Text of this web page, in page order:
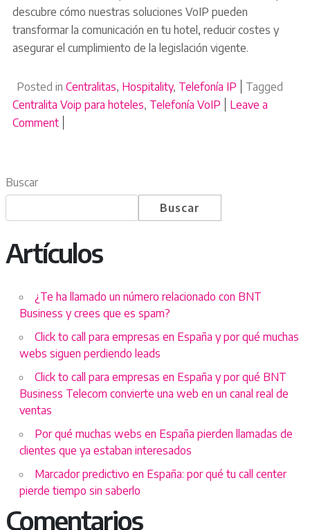
descubre cómo nuestras soluciones VoIP pueden
transformar la comunicación en tu hotel, reducir costes y
asegurar el cumplimiento de la legislación vigente.
Posted in Centralitas, Hospitality, Telefonía IP
Tagged
Centralita Voip para hoteles, Telefonía VoIP
Leave a
Commenton ¿En qué Consiste un Sistema de Telefonía VoIP
Buscar
Buscar
Artículos
¿Te ha llamado un número relacionado con BNT
Business y crees que es spam?
Click to call para empresas en España y por qué muchas
webs siguen perdiendo leads
Click to call para empresas en España y por qué BNT
Business Telecom convierte una web en un canal real de
ventas
Por qué muchas webs en España pierden llamadas de
clientes que ya estaban interesados
Marcador predictivo en España: por qué tu call center
pierde tiempo sin saberlo
Comentarios